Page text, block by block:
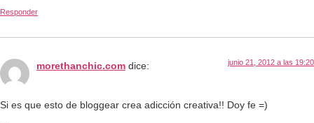
Responder
morethanchic.com dice: junio 21, 2012 a las 19:20
Si es que esto de bloggear crea adicción creativa!! Doy fe =)